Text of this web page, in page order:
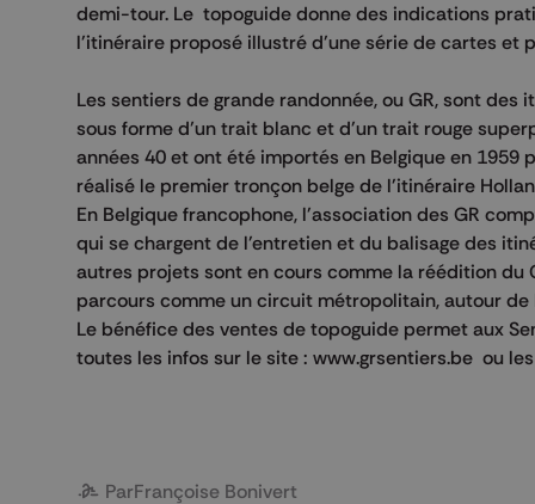
demi-tour. Le topoguide donne des indications
l'itinéraire proposé illustré d'une série de cartes et
Les sentiers de grande randonnée, ou GR, sont
sous forme d’un trait blanc et d'un trait rouge
années 40 et ont été importés en Belgique en 1959
réalisé le premier tronçon belge de l'itinéraire
En Belgique francophone, l'association des GR
qui se chargent de l'entretien et du balisage des
autres projets sont en cours comme la réédition du
parcours comme un circuit métropolitain, autour de
Le bénéfice des ventes de topoguide permet aux
toutes les infos sur le site : www.grsentiers.be ou
ParFrançoise Bonivert